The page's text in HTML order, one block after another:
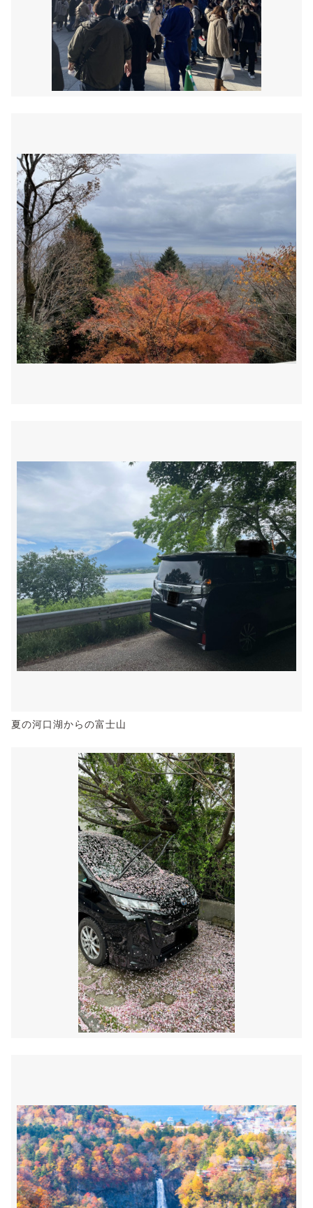
夏の河口湖からの富士山